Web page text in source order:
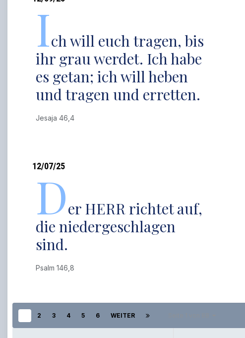
Ich will euch tragen, bis
ihr grau werdet. Ich habe
es getan; ich will heben
und tragen und erretten.
Jesaja 46,4
12/07/25
Der HERR richtet auf,
die niedergeschlagen
sind.
Psalm 146,8
2 3 4 5 6 WEITER